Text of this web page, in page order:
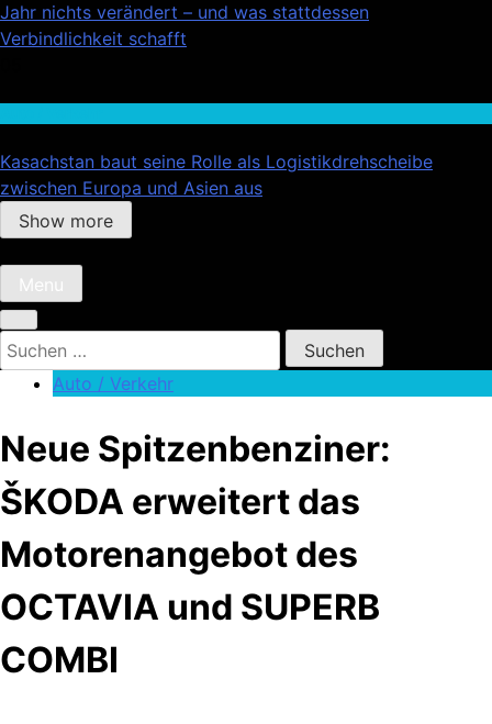
Jahr nichts verändert – und was stattdessen
Verbindlichkeit schafft
Kasachstan baut seine Rolle als Logistikdrehscheibe
zwischen Europa und Asien aus
Show more
Menu
Suchen
nach:
Auto / Verkehr
Neue Spitzenbenziner:
ŠKODA erweitert das
Motorenangebot des
OCTAVIA und SUPERB
COMBI